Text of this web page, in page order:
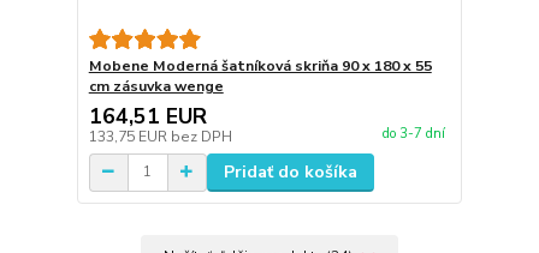
Mobene Moderná šatníková skriňa 90 x 180 x 55
cm zásuvka wenge
164,51 EUR
133,75 EUR bez DPH do 3-7 dní
Pridať do košíka